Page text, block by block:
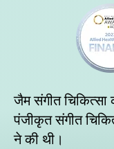
जैम संगीत चिकित्सा
पंजीकृत संगीत
ने की थी।